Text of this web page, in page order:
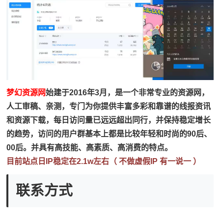
梦幻资源网始建于2016年3月，是一个非常专业的资源网，
人工审稿、亲测，专门为你提供丰富多彩和靠谱的线报资讯
和资源下载，每日访问量已远远超出同行，并保持稳定增长
的趋势，访问的用户群基本上都是比较年轻和时尚的90后、
00后。并具有高技能、高素质、高消费的特点。
目前站点日IP稳定在2.1w左右（ 不做虚假IP 有一说一 ）
联系方式